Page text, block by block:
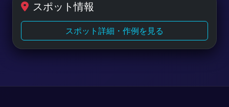
スポット情報
スポット詳細・作例を見る